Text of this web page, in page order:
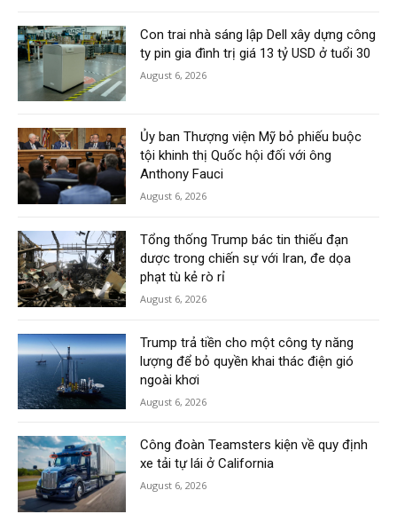
Con trai nhà sáng lập Dell xây dựng công
ty pin gia đình trị giá 13 tỷ USD ở tuổi 30
August 6, 2026
Ủy ban Thượng viện Mỹ bỏ phiếu buộc
tội khinh thị Quốc hội đối với ông
Anthony Fauci
August 6, 2026
Tổng thống Trump bác tin thiếu đạn
dược trong chiến sự với Iran, đe dọa
phạt tù kẻ rò rỉ
August 6, 2026
Trump trả tiền cho một công ty năng
lượng để bỏ quyền khai thác điện gió
ngoài khơi
August 6, 2026
Công đoàn Teamsters kiện về quy định
xe tải tự lái ở California
August 6, 2026